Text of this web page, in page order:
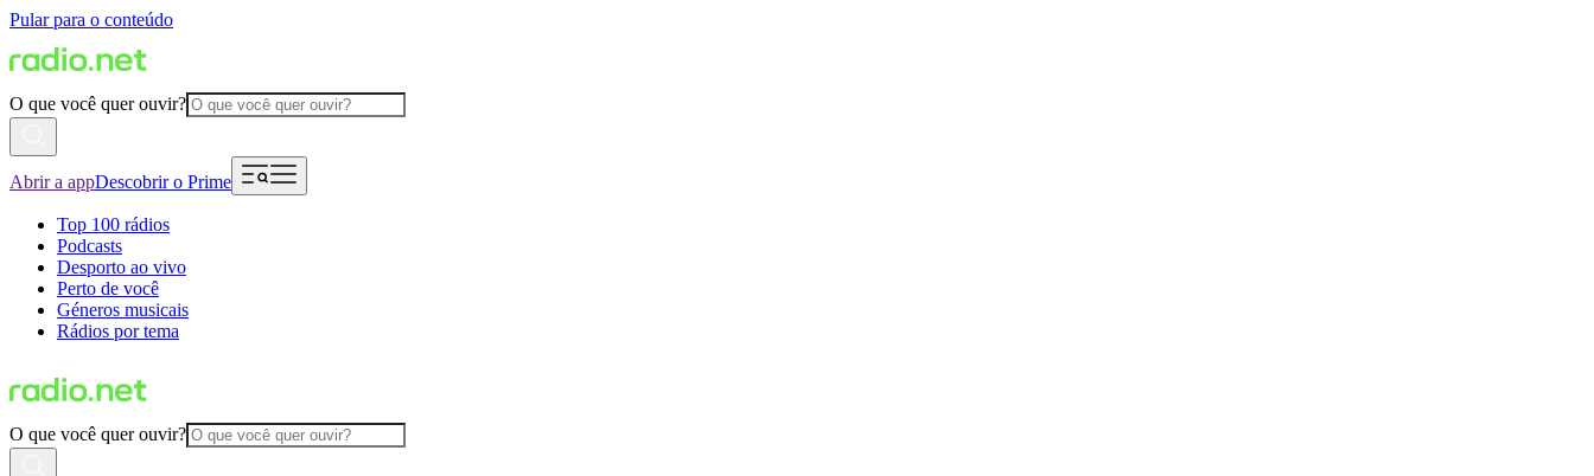
Pular para o conteúdo
O que você quer ouvir?
Abrir a appDescobrir o Prime
Top 100 rádios
Podcasts
Desporto ao vivo
Perto de você
Géneros musicais
Rádios por tema
O que você quer ouvir?